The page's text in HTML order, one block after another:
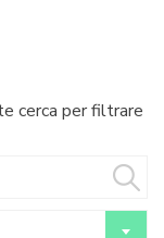
cerca per filtrare